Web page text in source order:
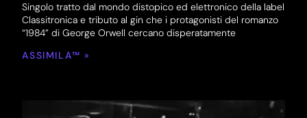
Singolo tratto dal mondo distopico ed elettronico della label
Classitronica e tributo al gin che i protagonisti del romanzo
“1984” di George Orwell cercano disperatamente
ASSIMILA™ »